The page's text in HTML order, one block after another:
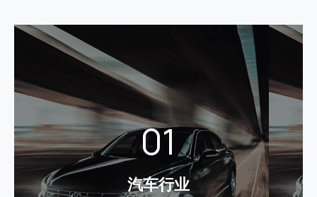
01
汽车行业
汽车行业
为汽车企业集团提供统一支付平台，为车企各产业板
块提供支付服务与账户清结算解决方案，助力业务交
易统筹管理，并以沉淀支付数据为基础，为打造集团
数据平台、资源平台、服务平台提供基础。